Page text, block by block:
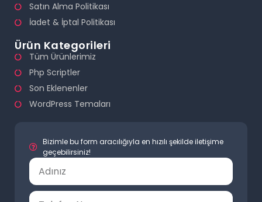
Satın Alma Politikası
İadet & İptal Politikası
Ürün Kategorileri
Tüm Ürünlerimiz
Php Scriptler
Son Eklenenler
WordPress Temaları
Bizimle bu form aracılığıyla en hızılı şekilde iletişime
geçebilirsiniz!